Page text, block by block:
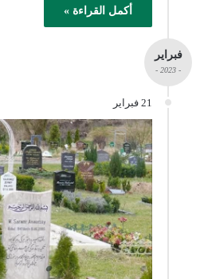
أكمل القراءة »
فبراير
- 2023 -
21 فبراير